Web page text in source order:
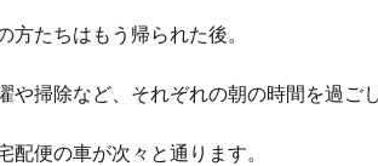
方たちはもう帰られた後。
や掃除など、それぞれの朝の時間を過ご
配便の車が次々と通ります。